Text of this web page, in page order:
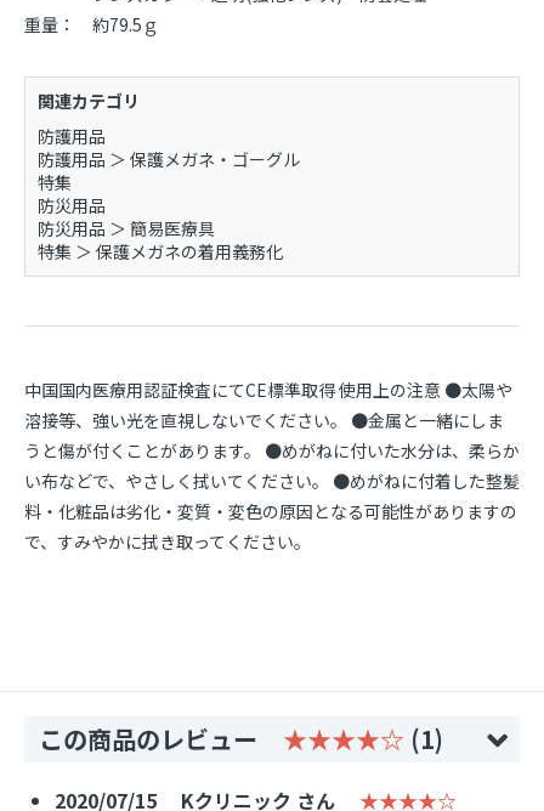
重量： 約79.5ｇ
関連カテゴリ
防護用品
防護用品 ＞ 保護メガネ・ゴーグル
特集
防災用品
防災用品 ＞ 簡易医療具
特集 ＞ 保護メガネの着用義務化
中国国内医療用認証検査にてCE標準取得 使用上の注意 ●太陽や
溶接等、強い光を直視しないでください。 ●金属と一緒にしま
うと傷が付くことがあります。 ●めがねに付いた水分は、柔らか
い布などで、やさしく拭いてください。 ●めがねに付着した整髪
料・化粧品は劣化・変質・変色の原因となる可能性がありますの
で、すみやかに拭き取ってください。
この商品のレビュー ★★★★☆ (1)
2020/07/15 Kクリニック さん ★★★★☆